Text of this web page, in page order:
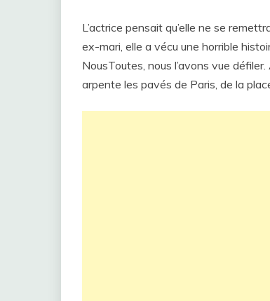
L’actrice pensait qu’elle ne se
ex-mari, elle a vécu une horrible
NousToutes, nous l’avons vue
arpente les pavés de Paris, de la